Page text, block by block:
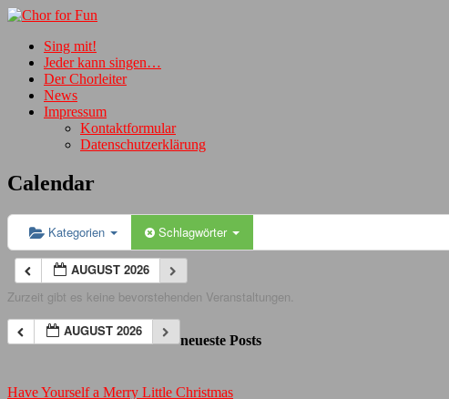
Sing mit!
Jeder kann singen…
Der Chorleiter
News
Impressum
Kontaktformular
Datenschutzerklärung
Calendar
Kategorien Schlagwörter
AUGUST 2026
Zurzeit gibt es keine bevorstehenden Veranstaltungen.
AUGUST 2026
neueste Posts
Have Yourself a Merry Little Christmas